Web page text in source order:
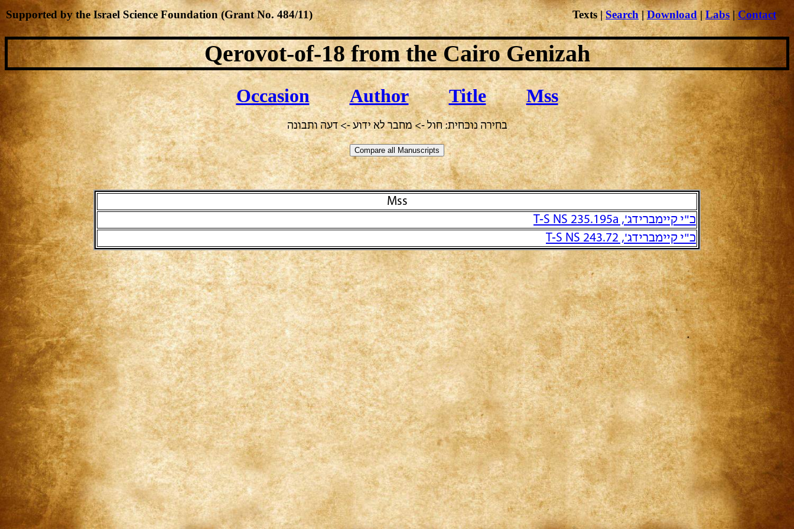
Qerovot-of-18from the Cairo Genizah
Occasion Author Title Mss
בחירה נוכחית: חול -> מחבר לא ידוע -> דעה ותבונה
Mss
כ"י קיימברידג', T-S NS 235.195a
כ"י קיימברידג', T-S NS 243.72
Texts|Search|Download|Labs | Contact
Supported by the Israel Science Foundation (Grant No. 484/11)